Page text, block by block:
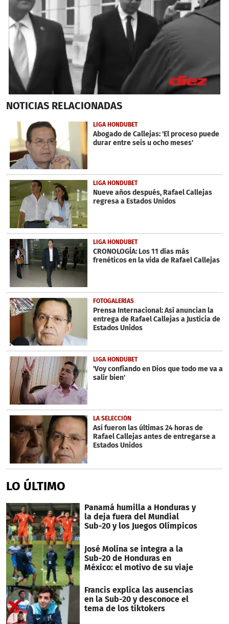
seconds
57
seconds
NOTICIAS RELACIONADAS
LIGA HONDUBET
Abogado de Callejas: 'El proceso puede
durar entre seis u ocho meses'
LIGA HONDUBET
Nueve años después, Rafael Callejas
regresa a Estados Unidos
LIGA HONDUBET
CRONOLOGÍA: Los 11 días más
frenéticos en la vida de Rafael Callejas
FOTOGALERÍAS
Prensa Internacional: Así anuncian la
entrega de Rafael Callejas a Justicia de
Estados Unidos
LIGA HONDUBET
'Voy confiando en Dios que todo me va a
salir bien'
LA SELECCIÓN
Así fueron las últimas 24 horas de
Rafael Callejas antes de entregarse a
Estados Unidos
LO ÚLTIMO
Panamá humilla a Honduras y
la deja fuera del Mundial
Sub-20 y los Juegos Olímpicos
José Molina se integra a la
Sub-20 de Honduras en
México: el motivo de su viaje
Francis explica las ausencias
en la Sub-20 y desconoce el
tema de los tiktokers